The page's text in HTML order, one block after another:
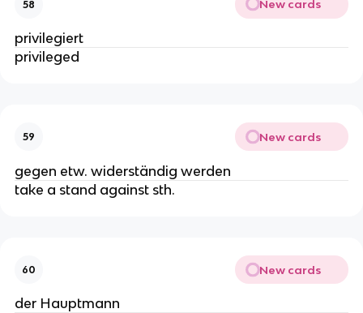
58 New cards
privilegiert
privileged
59 New cards
gegen etw. widerständig werden
take a stand against sth.
60 New cards
der Hauptmann